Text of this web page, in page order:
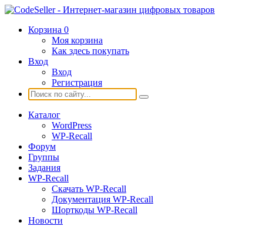
Корзина 0
Моя корзина
Как здесь покупать
Вход
Вход
Регистрация
Каталог
WordPress
WP-Recall
Форум
Группы
Задания
WP-Recall
Скачать WP-Recall
Документация WP-Recall
Шорткоды WP-Recall
Новости